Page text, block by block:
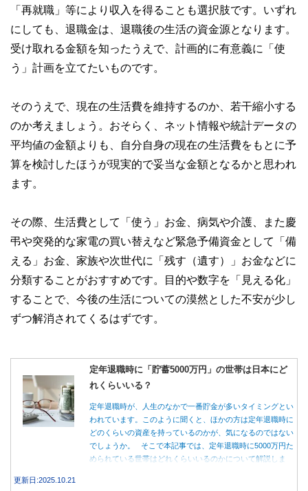
「再就職」等により収入を得ることも選択肢です。いずれ
にしても、退職金は、退職後の生活の資金源となります。
受け取れる金額を知ったうえで、計画的に有意義に「使
う」計画を立てたいものです。
そのうえで、現在の生活費を維持するのか、若干縮小する
のか考えましょう。おそらく、ネット情報や統計データの
平均値の金額よりも、自分自身の現在の生活費をもとに予
算を検討したほうが現実的で妥当な金額となるかと思われ
ます。
その際、生活費として「使う」お金、病気や介護、また慶
弔や突発的な家電の買い替えなど緊急予備資金として「備
える」お金、家族や次世代に「残す（遺す）」お金などに
分類することがおすすめです。目的や数字を「見える化」
することで、今後の生活についての漠然とした不安が少し
ずつ解消されてくるはずです。
定年退職時に「貯蓄5000万円」の世帯は日本にど
れくらいいる？
定年退職時が、人生のなかで一番貯金が多いタイミングとい
われています。このように聞くと、ほかの方は定年退職時に
どのくらいの資産を持っているのかが、気になるのではない
でしょうか。 そこで本記事では、定年退職時に5000万円た
められている世帯はどれくらいいるのかについて解説しま
更新日:2025.10.21